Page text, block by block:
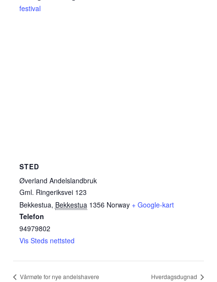
festival
STED
Øverland Andelslandbruk
Gml. Ringeriksvei 123
Bekkestua, Bekkestua 1356 Norway + Google-kart
Telefon
94979802
Vis Steds nettsted
Vårmøte for nye andelshavere Hverdagsdugnad